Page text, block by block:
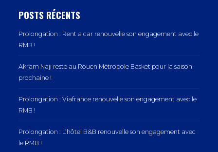
POSTS RÉCENTS
Prolongation : Rent a car renouvelle son engagement avec le
RMB !
Akram Naji reste au Rouen Métropole Basket pour la saison
prochaine !
Prolongation : Viafrance renouvelle son engagement avec le
RMB !
Prolongation : L’hôtel B&B renouvelle son engagement avec
le RMB !